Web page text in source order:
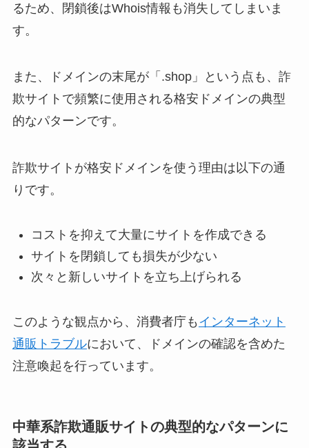
るため、閉鎖後はWhois情報も消失してしまいま
す。
また、ドメインの末尾が「.shop」という点も、詐
欺サイトで頻繁に使用される格安ドメインの典型
的なパターンです。
詐欺サイトが格安ドメインを使う理由は以下の通
りです。
コストを抑えて大量にサイトを作成できる
サイトを閉鎖しても損失が少ない
次々と新しいサイトを立ち上げられる
このような観点から、消費者庁も インターネット
通販トラブルにおいて、ドメインの確認を含めた
注意喚起を行っています。
中華系詐欺通販サイトの典型的なパターンに